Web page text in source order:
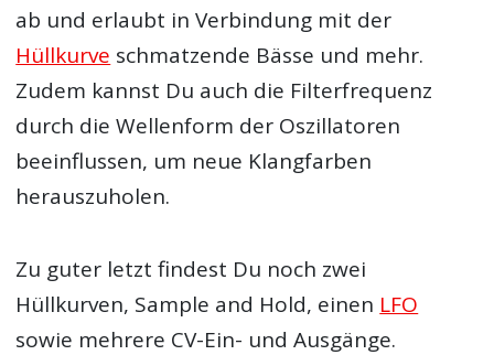
ab und erlaubt in Verbindung mit der
Hüllkurve schmatzende Bässe und mehr.
Zudem kannst Du auch die Filterfrequenz
durch die Wellenform der Oszillatoren
beeinflussen, um neue Klangfarben
herauszuholen.
Zu guter letzt findest Du noch zwei
Hüllkurven, Sample and Hold, einen LFO
sowie mehrere CV-Ein- und Ausgänge.